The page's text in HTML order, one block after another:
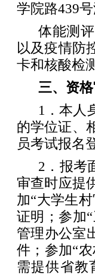
学院路439
体能测
以及疫情防
卡和核酸检
三、资
1．本人
的学位证、
员考试报名
2．报考
审查时应提
加“大学生
证明；参加
管理办公室
件；参加“
需提供省教